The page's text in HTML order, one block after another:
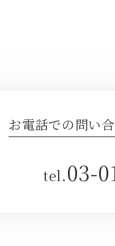
お電話での問い
tel.03-